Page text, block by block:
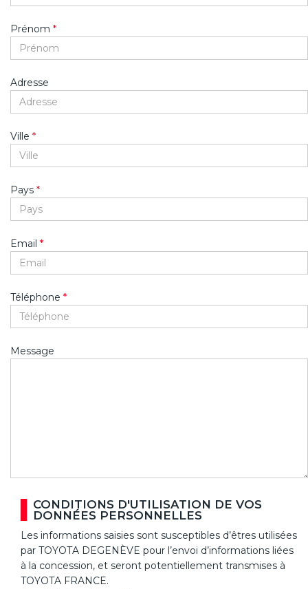
Prénom *
Adresse
Ville *
Pays *
Email *
Téléphone *
Message
CONDITIONS D'UTILISATION DE VOS
DONNÉES PERSONNELLES
Les informations saisies sont susceptibles d’êtres utilisées
par TOYOTA DEGENÈVE pour l’envoi d’informations liées
à la concession, et seront potentiellement transmises à
TOYOTA FRANCE.